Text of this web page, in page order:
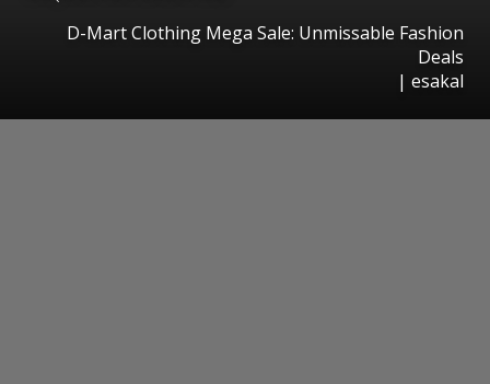
D-Mart Clothing Mega Sale: Unmissable Fashion
Deals
| esakal